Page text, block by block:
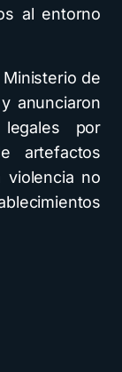
al entorno
de
anunciaron
por
artefactos
violencia no